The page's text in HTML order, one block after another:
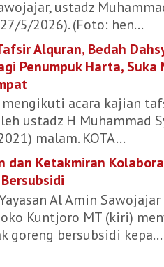
ustadz
5/2026). (Foto: hen...
Alquran, Bedah
Penumpuk Harta, Suka
mengikuti acara kajian
ustadz H Muhammad
malam. KOTA...
dan Ketakmiran
Al Amin
Kuntjoro MT (kiri)
goreng bersubsidi kepa...